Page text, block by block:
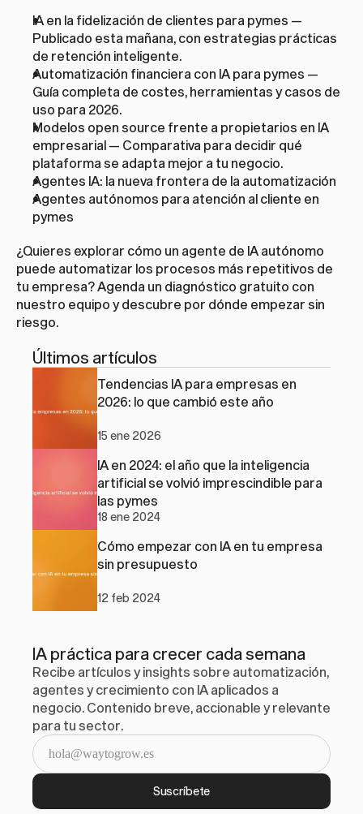
IA en la fidelización de clientes para pymes —
Publicado esta mañana, con estrategias prácticas
de retención inteligente.
Automatización financiera con IA para pymes —
Guía completa de costes, herramientas y casos de
uso para 2026.
Modelos open source frente a propietarios en IA
empresarial — Comparativa para decidir qué
plataforma se adapta mejor a tu negocio.
Agentes IA: la nueva frontera de la automatización
Agentes autónomos para atención al cliente en
pymes
¿Quieres explorar cómo un agente de IA autónomo
puede automatizar los procesos más repetitivos de
tu empresa? Agenda un diagnóstico gratuito con
nuestro equipo y descubre por dónde empezar sin
riesgo.
Últimos artículos
Tendencias IA para empresas en
2026: lo que cambió este año
15 ene 2026
IA en 2024: el año que la inteligencia
artificial se volvió imprescindible para
las pymes
18 ene 2024
Cómo empezar con IA en tu empresa
sin presupuesto
12 feb 2024
IA práctica para crecer cada semana
Recibe artículos y insights sobre automatización,
agentes y crecimiento con IA aplicados a
negocio. Contenido breve, accionable y relevante
para tu sector.
Suscríbete